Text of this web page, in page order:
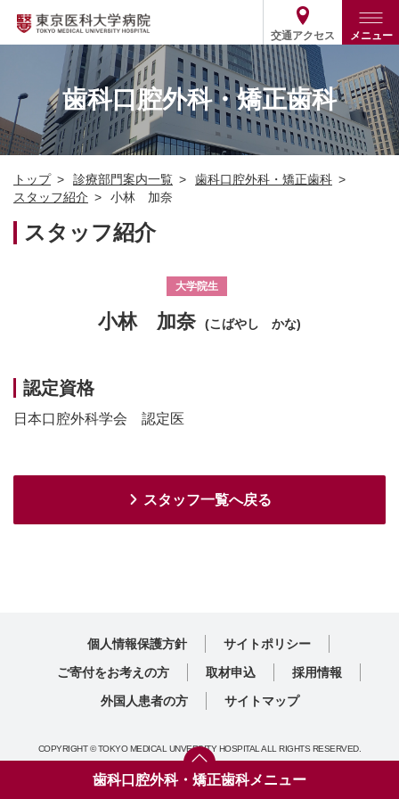
交通アクセス メニュー
トップ
外来・入院案内
外来
入院
患者支援・相談窓口
診療部門案内
診療部門案内一覧
医師・歯科医師等情報検索
病院案内
基本情報
役割・取り組み
医療関係の方
採用関連 ENGLISH
03-3342-6111
歯科口腔外科・矯正歯科
トップ 診療部門案内一覧
歯科口腔外科・矯正歯科
スタッフ紹介
小林 加奈
スタッフ紹介
大学院生
小林 加奈 (こばやし かな)
認定資格
日本口腔外科学会 認定医
スタッフ一覧へ戻る
歯科口腔外科・矯正歯科メニュー
個人情報保護方針
サイトポリシー
ご寄付をお考えの方
取材申込
採用情報
外国人患者の方
サイトマップ
COPYRIGHT © TOKYO MEDICAL UNVERSITY HOSPITAL ALL RIGHTS RESERVED.